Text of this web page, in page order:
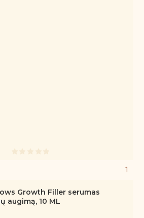
1
Growth Filler serumas
augimą, 10 ML